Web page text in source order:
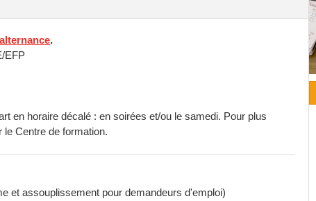
alternance.
EFP
en horaire décalé : en soirées et/ou le samedi. Pour plus
Centre de formation.
et assouplissement pour demandeurs d'emploi)